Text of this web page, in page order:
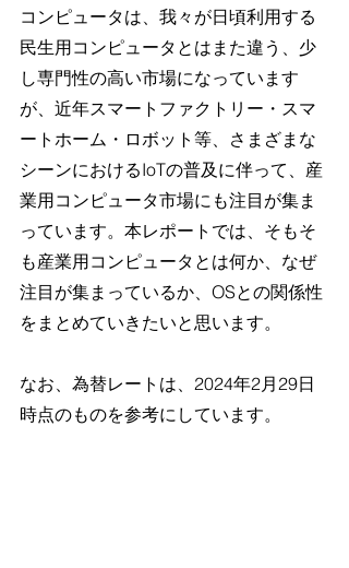
コンピュータは、我々が日頃利用する
民生用コンピュータとはまた違う、少
し専門性の高い市場になっています
が、近年スマートファクトリー・スマ
ートホーム・ロボット等、さまざまな
シーンにおけるIoTの普及に伴って、産
業用コンピュータ市場にも注目が集ま
っています。本レポートでは、そもそ
も産業用コンピュータとは何か、なぜ
注目が集まっているか、OSとの関係性
をまとめていきたいと思います。
なお、為替レートは、2024年2月29日
時点のものを参考にしています。